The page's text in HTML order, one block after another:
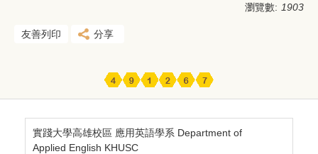
瀏覽數: 1903
友善列印 分享
實踐大學高雄校區 應用英語學系 Department of
Applied English KHUSC